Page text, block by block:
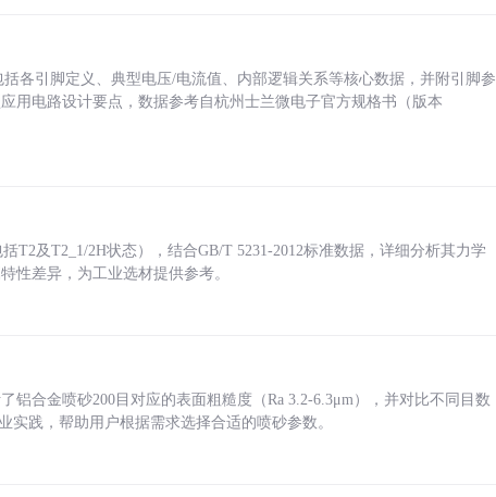
各引脚定义、典型电压/电流值、内部逻辑关系等核心数据，并附引脚参
用电路设计要点，数据参考自杭州士兰微电子官方规格书（版本
T2及T2_1/2H状态），结合GB/T 5231-2012标准数据，详细分析其力学
性差异，为工业选材提供参考。
铝合金喷砂200目对应的表面粗糙度（Ra 3.2-6.3μm），并对比不同目数
实践，帮助用户根据需求选择合适的喷砂参数。